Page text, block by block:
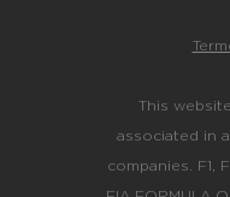
This
associated in
companies. F1,